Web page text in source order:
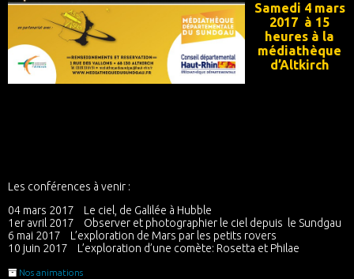
Samedi 4 mars
2017 à 15
heures à la
médiathèque
d’Altkirch
Les conférences à venir :
04 mars 2017 Le ciel, de Galilée à Hubble
1er avril 2017 Observer et photographier le ciel depuis le Sundgau
6 mai 2017 L’exploration de Mars par les petits rovers
10 juin 2017 L’exploration d’une comète: Rosetta et Philae
Nos animations